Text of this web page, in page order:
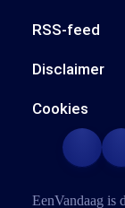
RSS-feed
Disclaimer
Cookies
EenVandaag is